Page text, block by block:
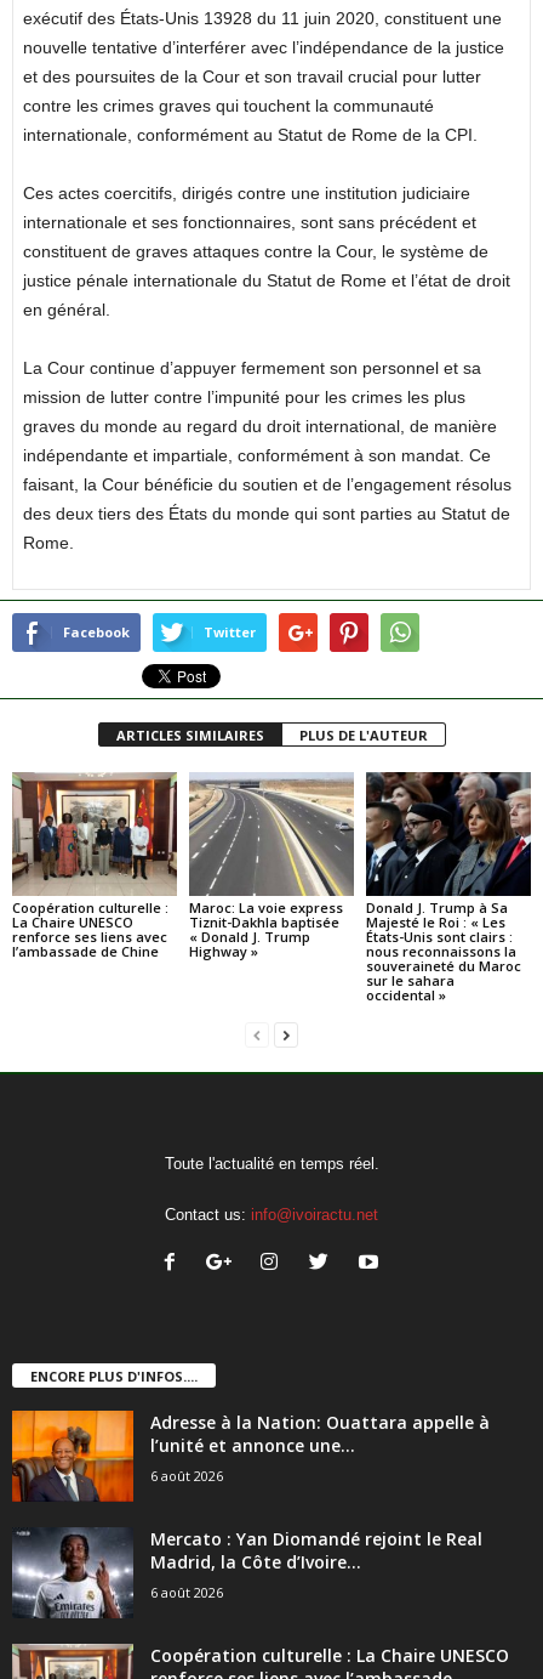
exécutif des États-Unis 13928 du 11 juin 2020, constituent une
nouvelle tentative d’interférer avec l’indépendance de la justice
et des poursuites de la Cour et son travail crucial pour lutter
contre les crimes graves qui touchent la communauté
internationale, conformément au Statut de Rome de la CPI.
Ces actes coercitifs, dirigés contre une institution judiciaire
internationale et ses fonctionnaires, sont sans précédent et
constituent de graves attaques contre la Cour, le système de
justice pénale internationale du Statut de Rome et l’état de droit
en général.
La Cour continue d’appuyer fermement son personnel et sa
mission de lutter contre l’impunité pour les crimes les plus
graves du monde au regard du droit international, de manière
indépendante et impartiale, conformément à son mandat. Ce
faisant, la Cour bénéficie du soutien et de l’engagement résolus
des deux tiers des États du monde qui sont parties au Statut de
Rome.
Facebook Twitter
ARTICLES SIMILAIRES PLUS DE L'AUTEUR
Coopération culturelle :
La Chaire UNESCO
renforce ses liens avec
l’ambassade de Chine
Maroc: La voie express
Tiznit-Dakhla baptisée
« Donald J. Trump
Highway »
Donald J. Trump à Sa
Majesté le Roi : « Les
États-Unis sont clairs :
nous reconnaissons la
souveraineté du Maroc
sur le sahara
occidental »
Toute l'actualité en temps réel.
Contact us: info@ivoiractu.net
ENCORE PLUS D'INFOS....
Adresse à la Nation: Ouattara appelle à
l’unité et annonce une...
6 août 2026
Mercato : Yan Diomandé rejoint le Real
Madrid, la Côte d’Ivoire...
6 août 2026
Coopération culturelle : La Chaire UNESCO